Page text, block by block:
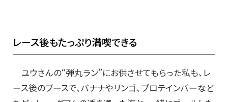
レース後もたっぷり満喫できる
ユウさんの“弾丸ラン”にお供させてもらった私も、レ
ース後のブースで、バナナやリンゴ、プロテインバーなど